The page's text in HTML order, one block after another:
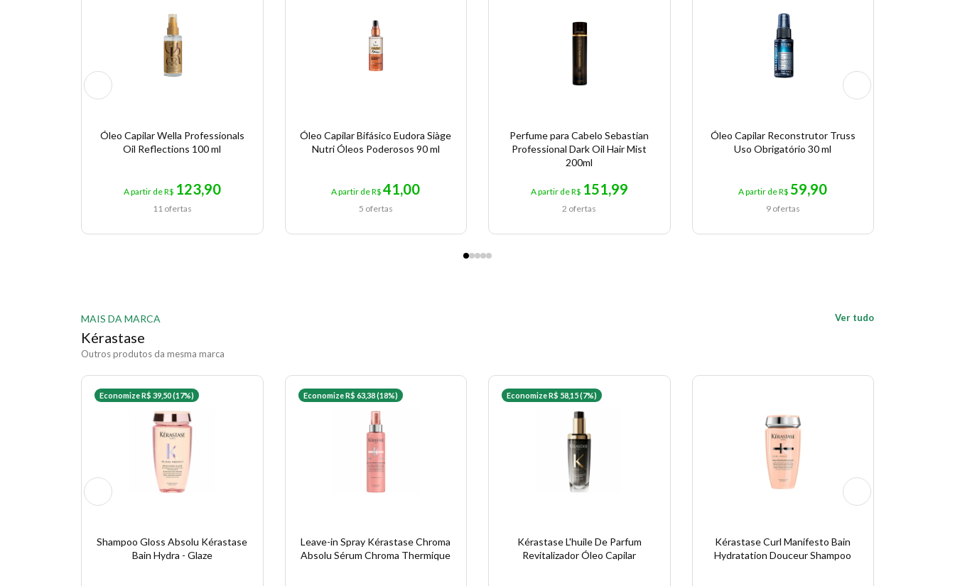
Óleo Capilar Wella Professionals
Oil Reflections 100 ml
A partir de R$ 123,90
11 ofertas
Óleo Capilar Bifásico Eudora Siàge
Nutri Óleos Poderosos 90 ml
A partir de R$41,00
5 ofertas
Perfume para Cabelo Sebastian
Professional Dark Oil Hair Mist
200ml
A partir de R$ 151,99
2 ofertas
Óleo Capilar Reconstrutor Truss
Uso Obrigatório 30 ml
A partir de R$ 59,90
9 ofertas
MAIS DA MARCA
Kérastase
Outros produtos da mesma marca
Ver tudo
Economize R$ 39,50 (17%)
Shampoo Gloss Absolu Kérastase
Bain Hydra - Glaze
Economize R$ 63,38 (18%)
Leave-in Spray Kérastase Chroma
Absolu Sérum Chroma Thermique
Economize R$ 58,15 (7%)
Kérastase L'huile De Parfum
Revitalizador Óleo Capilar
Kérastase Curl Manifesto Bain
Hydratation Douceur Shampoo